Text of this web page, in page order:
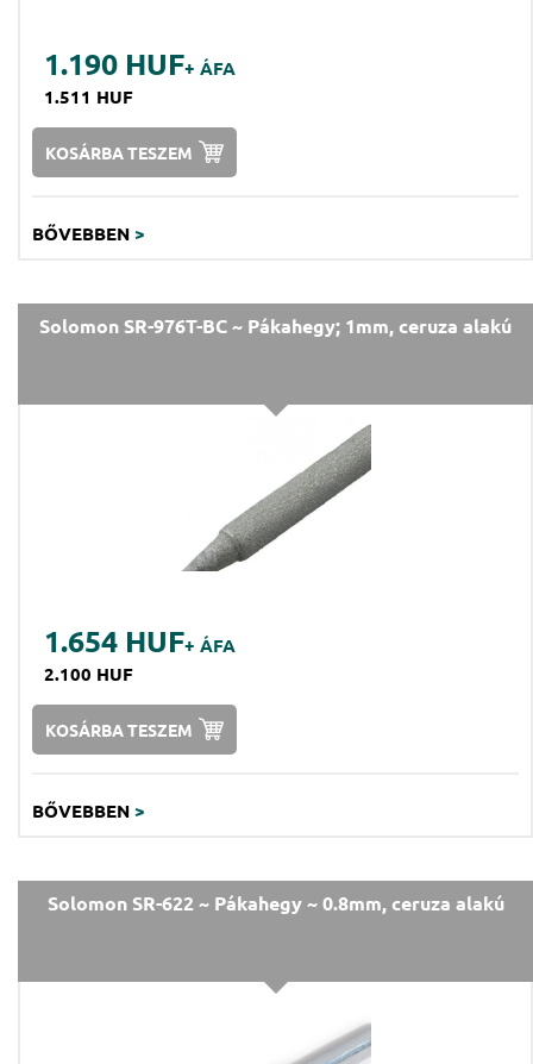
1.190 HUF+ ÁFA
1.511 HUF
KOSÁRBA TESZEM
BŐVEBBEN >
Solomon SR-976T-BC ~ Pákahegy; 1mm, ceruza alakú
1.654 HUF+ ÁFA
2.100 HUF
KOSÁRBA TESZEM
BŐVEBBEN >
Solomon SR-622 ~ Pákahegy ~ 0.8mm, ceruza alakú